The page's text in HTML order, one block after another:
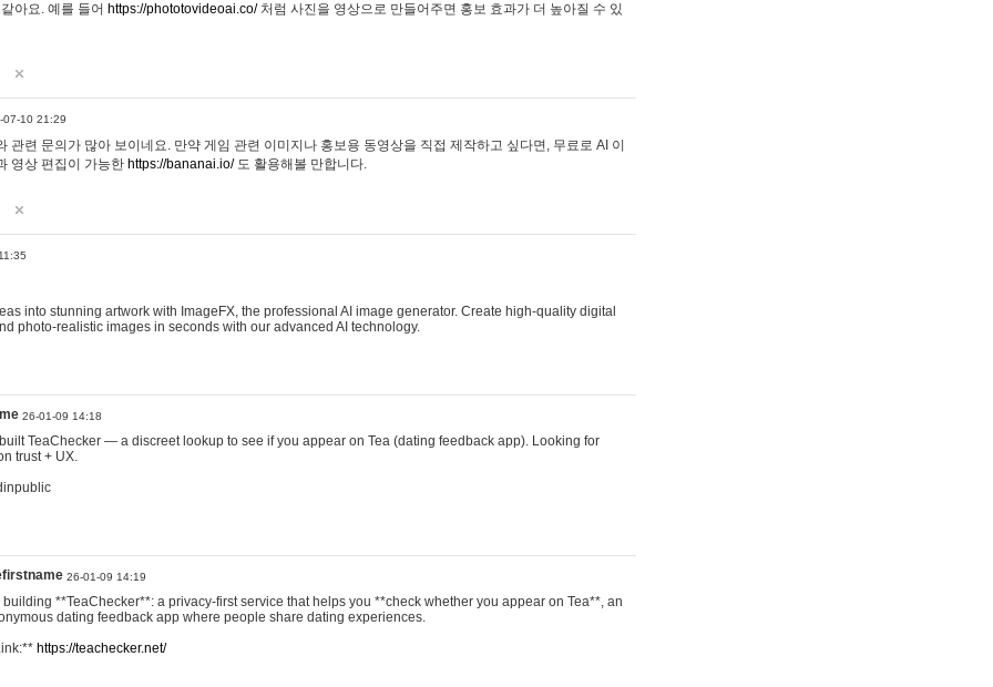
아요. 예를 들어 https://phototovideoai.co/처럼 사진을 영상으로 만들어주면 홍보 효과가 더 높아질 수 있
07-10 21:29
관련 문의가 많아 보이네요. 만약 게임 관련 이미지나 홍보용 동영상을 직접 제작하고 싶다면, 무료로 AI 이
영상 편집이 가능한 https://bananai.io/도 활용해볼 만합니다.
into stunning artwork with ImageFX, the professional AI image generator. Create high-quality digital
photo-realistic images in seconds with our advanced AI technology.
26-01-09 14:18
TeaChecker — a discreet lookup to see if you appear on Tea (dating feedback app). Looking for
trust + UX.
26-01-09 14:19
building **TeaChecker**: a privacy-first service that helps you **check whether you appear on Tea**, an
dating feedback app where people share dating experiences.
https://teachecker.net/